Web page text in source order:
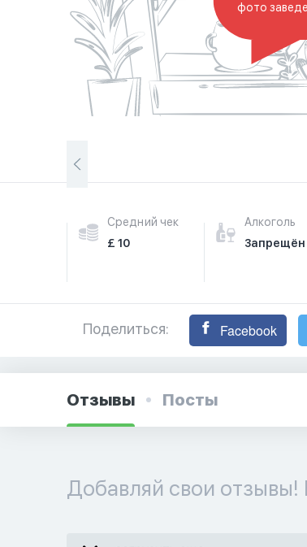
фото
Средний чек
£ 10
Алкоголь
Запрещён
Поделиться: Facebook
Отзывы Посты
Добавляй свои отзывы!